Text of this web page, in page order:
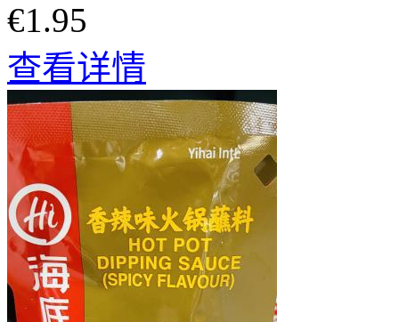
€1.95
查看详情